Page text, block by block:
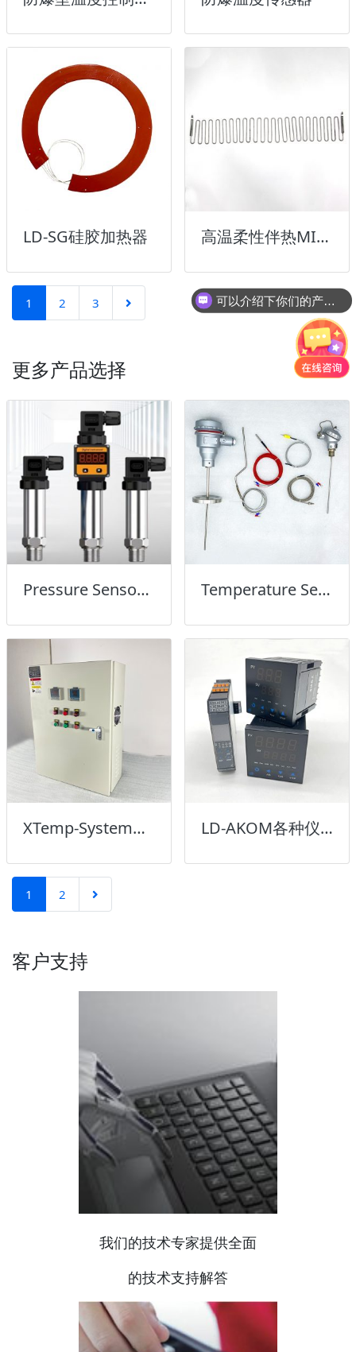
LD-SG硅胶加热器 高温柔性伴热MI加热元件
1 2 3
更多产品选择
Pressure Sensor压力传感器 Temperature Sensor温度传感器
XTemp-System热控系统 LD-AKOM各种仪表
1 2
客户支持
我们的技术专家提供全面
的技术支持解答
可以介绍下你们的产品么？